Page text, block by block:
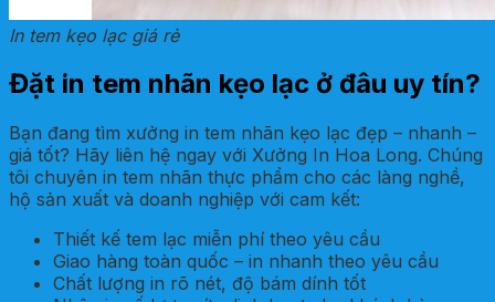
In tem kẹo lạc giá rẻ
Đặt in tem nhãn kẹo lạc ở đâu uy tín?
Bạn đang tìm xưởng in tem nhãn kẹo lạc đẹp – nhanh –
giá tốt? Hãy liên hệ ngay với Xưởng In Hoa Long. Chúng
tôi chuyên in tem nhãn thực phẩm cho các làng nghề,
hộ sản xuất và doanh nghiệp với cam kết:
Thiết kế tem lạc miễn phí theo yêu cầu
Giao hàng toàn quốc – in nhanh theo yêu cầu
Chất lượng in rõ nét, độ bám dính tốt